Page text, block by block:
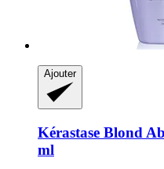
Ajouter
Kérastase Blond
ml